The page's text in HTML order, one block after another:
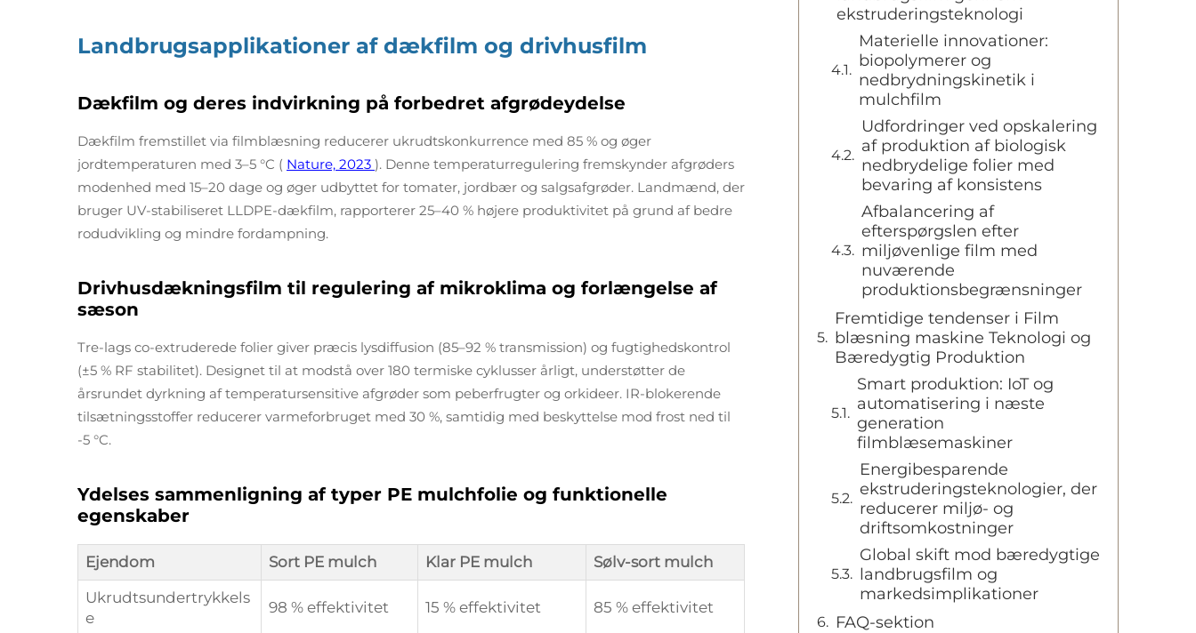
Landbrugsapplikationer af dækfilm og drivhusfilm
Dækfilm og deres indvirkning på forbedret afgrødeydelse
Dækfilm fremstillet via filmblæsning reducerer ukrudtskonkurrence med 85 % og øger
jordtemperaturen med 3–5 °C ( Nature, 2023 ). Denne temperaturregulering fremskynder afgrøders
modenhed med 15–20 dage og øger udbyttet for tomater, jordbær og salgsafgrøder. Landmænd, der
bruger UV-stabiliseret LLDPE-dækfilm, rapporterer 25–40 % højere produktivitet på grund af bedre
rodudvikling og mindre fordampning.
Drivhusdækningsfilm til regulering af mikroklima og forlængelse af
sæson
Tre-lags co-extruderede folier giver præcis lysdiffusion (85–92 % transmission) og fugtighedskontrol
(±5 % RF stabilitet). Designet til at modstå over 180 termiske cyklusser årligt, understøtter de
årsrundet dyrkning af temperatursensitive afgrøder som peberfrugter og orkideer. IR-blokerende
tilsætningsstoffer reducerer varmeforbruget med 30 %, samtidig med beskyttelse mod frost ned til
-5 °C.
Ydelses sammenligning af typer PE mulchfolie og funktionelle
egenskaber
Ejendom Sort PE mulch Klar PE mulch
Sølv-sort mulch
Ukrudtsundertrykkels
e
98 % effektivitet 15 % effektivitet 85 % effektivitet
ekstruderingsteknologi
Materielle innovationer:
biopolymerer og
nedbrydningskinetik i
mulchfilm
Udfordringer ved opskalering
af produktion af biologisk
nedbrydelige folier med
bevaring af konsistens
Afbalancering af
efterspørgslen efter
miljøvenlige film med
nuværende
produktionsbegrænsninger
Fremtidige tendenser i Film
blæsning maskine Teknologi og
Bæredygtig Produktion
Smart produktion: IoT og
automatisering i næste
generation
filmblæsemaskiner
Energibesparende
ekstruderingsteknologier, der
reducerer miljø- og
driftsomkostninger
Global skift mod bæredygtige
landbrugsfilm og
markedsimplikationer
FAQ-sektion